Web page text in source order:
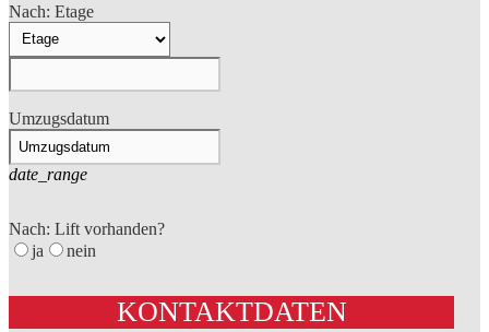
Nach: Etage
Umzugsdatum
date_range
Nach: Lift vorhanden?
ja
nein
KONTAKTDATEN